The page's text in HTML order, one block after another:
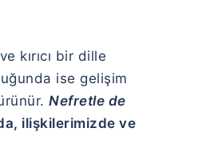
kırıcı bir dille
ise gelişim
Nefretle de
ilişkilerimizde ve